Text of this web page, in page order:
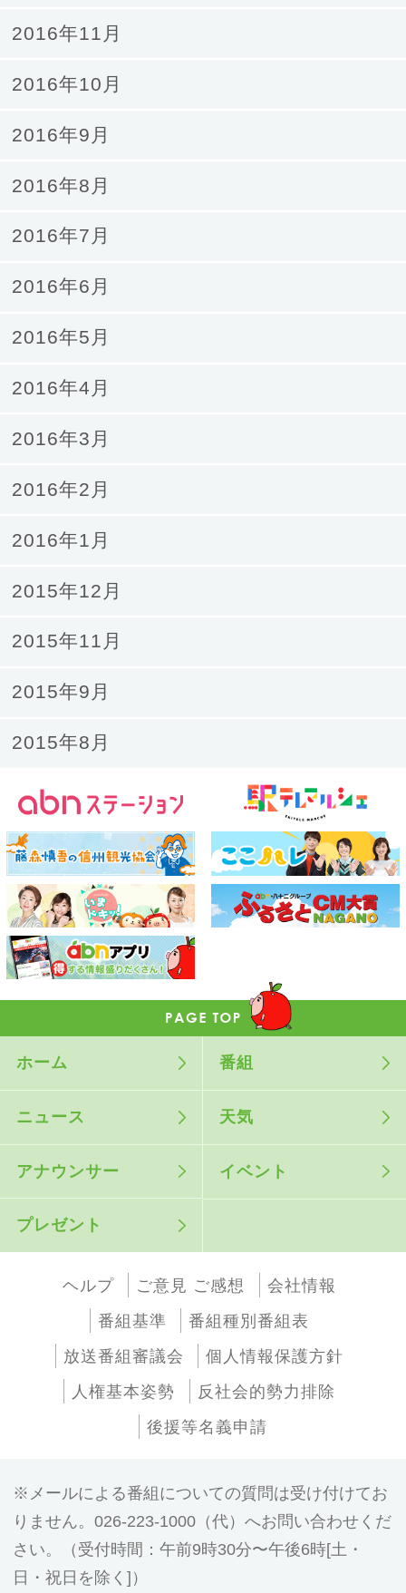
2016年11月
2016年10月
2016年9月
2016年8月
2016年7月
2016年6月
2016年5月
2016年4月
2016年3月
2016年2月
2016年1月
2015年12月
2015年11月
2015年9月
2015年8月
ホーム 番組
ニュース 天気
アナウンサー イベント
プレゼント
ヘルプ ご意見 ご感想
会社情報
番組基準
番組種別番組表
放送番組審議会
個人情報保護方針
人権基本姿勢
反社会的勢力排除
後援等名義申請
メールによる番組についての質問は受け付けてお
りません。026-223-1000（代）へお問い合わせくだ
さい。（受付時間：午前9時30分〜午後6時[土・
日・祝日を除く]）